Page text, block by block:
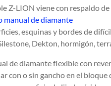
Z-LION viene con respaldo
manual de diamante
esquinas y bordes de
Dekton, hormigón,
de diamante flexible con
con o sin gancho en el bloque